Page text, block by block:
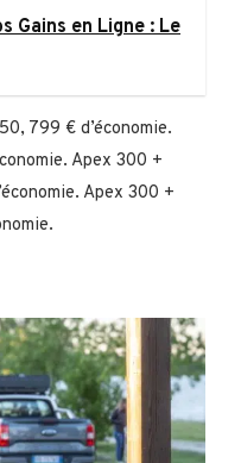
Gains en Ligne : Le
799 € d’économie.
Apex 300 +
Apex 300 +